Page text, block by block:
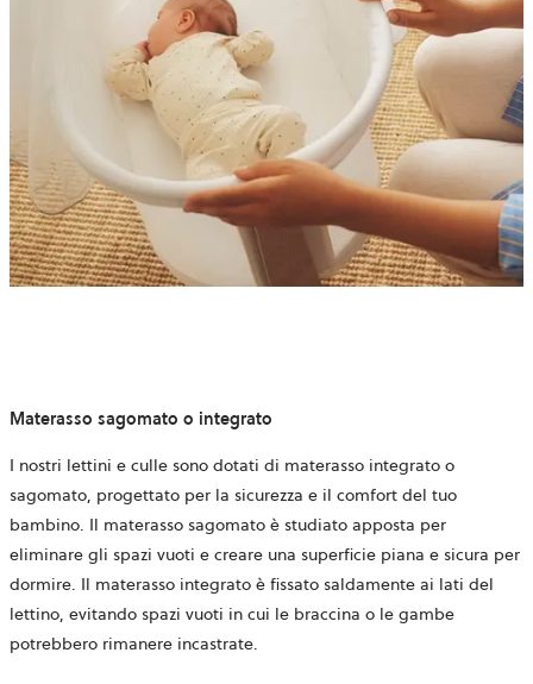
Materasso sagomato o integrato
I nostri lettini e culle sono dotati di materasso integrato o
sagomato, progettato per la sicurezza e il comfort del tuo
bambino. Il materasso sagomato è studiato apposta per
eliminare gli spazi vuoti e creare una superficie piana e sicura per
dormire. Il materasso integrato è fissato saldamente ai lati del
lettino, evitando spazi vuoti in cui le braccina o le gambe
potrebbero rimanere incastrate.